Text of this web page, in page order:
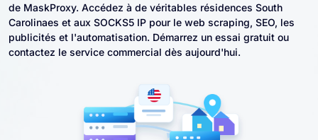
de MaskProxy. Accédez à de véritables résidences South
Carolinaes et aux SOCKS5 IP pour le web scraping, SEO, les
publicités et l'automatisation. Démarrez un essai gratuit ou
contactez le service commercial dès aujourd'hui.